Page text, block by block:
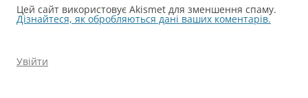
Цей сайт використовує Akismet для зменшення спаму.
Дізнайтеся, як обробляються дані ваших коментарів.
Увійти